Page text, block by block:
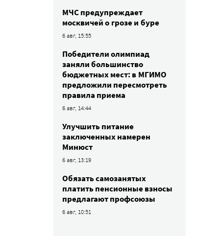
МЧС предупреждает
москвичей о грозе и буре
6 авг, 15:55
Победители олимпиад
заняли большинство
бюджетных мест: в МГИМО
предложили пересмотреть
правила приема
6 авг, 14:44
Улучшить питание
заключенных намерен
Минюст
6 авг, 13:19
Обязать самозанятых
платить пенсионные взносы
предлагают профсоюзы
6 авг, 10:51